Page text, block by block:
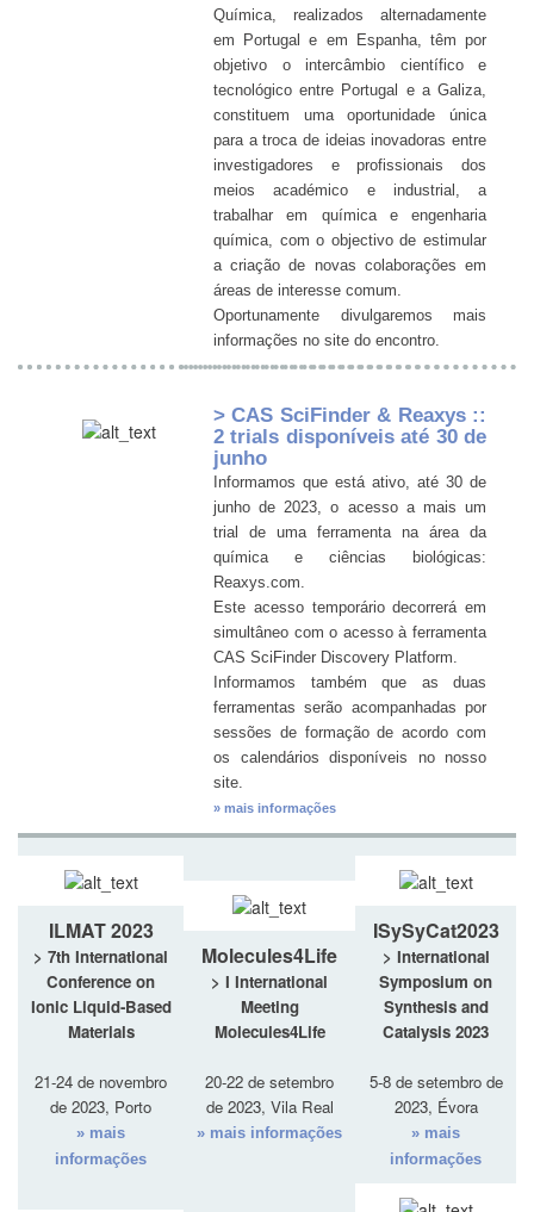
Química, realizados alternadamente
em Portugal e em Espanha, têm por
objetivo o intercâmbio científico e
tecnológico entre Portugal e a Galiza,
constituem uma oportunidade única
para a troca de ideias inovadoras entre
investigadores e profissionais dos
meios académico e industrial, a
trabalhar em química e engenharia
química, com o objectivo de estimular
a criação de novas colaborações em
áreas de interesse comum.
Oportunamente divulgaremos mais
informações no site do encontro.
> CAS SciFinder & Reaxys ::
2 trials disponíveis até 30 de
junho
Informamos que está ativo, até 30 de
junho de 2023, o acesso a mais um
trial de uma ferramenta na área da
química e ciências biológicas:
Reaxys.com.
Este acesso temporário decorrerá em
simultâneo com o acesso à ferramenta
CAS SciFinder Discovery Platform.
Informamos também que as duas
ferramentas serão acompanhadas por
sessões de formação de acordo com
os calendários disponíveis no nosso
site.
» mais informações
ILMAT 2023
> 7th International
Conference on
Ionic Liquid-Based
Materials
21-24 de novembro
de 2023, Porto
» mais
informações
Molecules4Life
> I International
Meeting
Molecules4Life
20-22 de setembro
de 2023, Vila Real
» mais informações
ISySyCat2023
> International
Symposium on
Synthesis and
Catalysis 2023
5-8 de setembro de
2023, Évora
» mais
informações